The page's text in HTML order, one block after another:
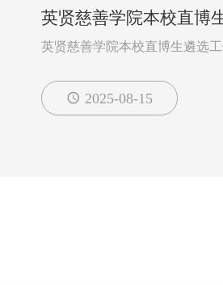
英贤慈善学院本校直博
英贤慈善学院本校直博生遴选
2025-08-15